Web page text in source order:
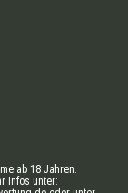
ab 18 Jahren.
Infos unter: